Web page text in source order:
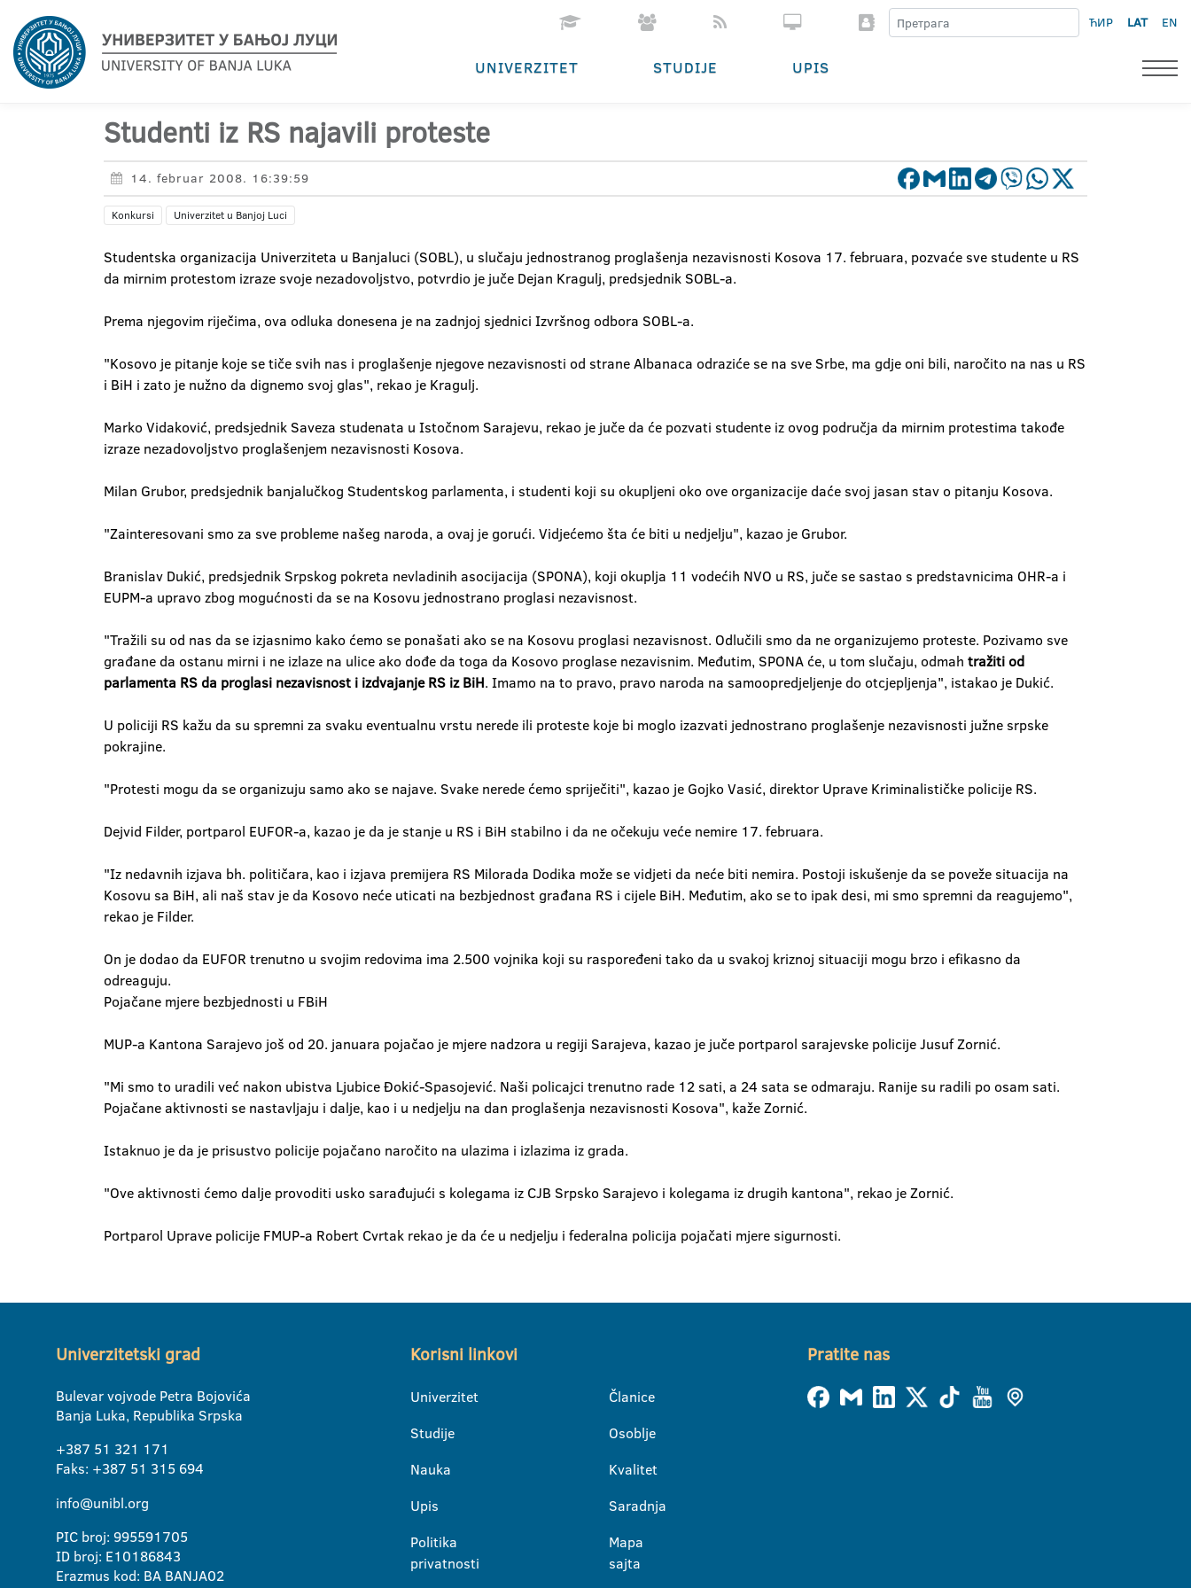
ЋИР LAT EN
UNIVERZITET STUDIJE UPIS
Studenti iz RS najavili proteste
14. februar 2008. 16:39:59
Konkursi Univerzitet u Banjoj Luci
Studentska organizacija Univerziteta u Banjaluci (SOBL), u slučaju jednostranog proglašenja nezavisnosti Kosova 17. februara, pozvaće sve studente u RS
da mirnim protestom izraze svoje nezadovoljstvo, potvrdio je juče Dejan Kragulj, predsjednik SOBL-a.
Prema njegovim riječima, ova odluka donesena je na zadnjoj sjednici Izvršnog odbora SOBL-a.
"Kosovo je pitanje koje se tiče svih nas i proglašenje njegove nezavisnosti od strane Albanaca odraziće se na sve Srbe, ma gdje oni bili, naročito na nas u RS
i BiH i zato je nužno da dignemo svoj glas", rekao je Kragulj.
Marko Vidaković, predsjednik Saveza studenata u Istočnom Sarajevu, rekao je juče da će pozvati studente iz ovog područja da mirnim protestima takođe
izraze nezadovoljstvo proglašenjem nezavisnosti Kosova.
Milan Grubor, predsjednik banjalučkog Studentskog parlamenta, i studenti koji su okupljeni oko ove organizacije daće svoj jasan stav o pitanju Kosova.
"Zainteresovani smo za sve probleme našeg naroda, a ovaj je gorući. Vidjećemo šta će biti u nedjelju", kazao je Grubor.
Branislav Dukić, predsjednik Srpskog pokreta nevladinih asocijacija (SPONA), koji okuplja 11 vodećih NVO u RS, juče se sastao s predstavnicima OHR-a i
EUPM-a upravo zbog mogućnosti da se na Kosovu jednostrano proglasi nezavisnost.
"Tražili su od nas da se izjasnimo kako ćemo se ponašati ako se na Kosovu proglasi nezavisnost. Odlučili smo da ne organizujemo proteste. Pozivamo sve
građane da ostanu mirni i ne izlaze na ulice ako dođe da toga da Kosovo proglase nezavisnim. Međutim, SPONA će, u tom slučaju, odmah tražiti od
parlamenta RS da proglasi nezavisnost i izdvajanje RS iz BiH. Imamo na to pravo, pravo naroda na samoopredjeljenje do otcjepljenja", istakao je Dukić.
U policiji RS kažu da su spremni za svaku eventualnu vrstu nerede ili proteste koje bi moglo izazvati jednostrano proglašenje nezavisnosti južne srpske
pokrajine.
"Protesti mogu da se organizuju samo ako se najave. Svake nerede ćemo spriječiti", kazao je Gojko Vasić, direktor Uprave Kriminalističke policije RS.
Dejvid Filder, portparol EUFOR-a, kazao je da je stanje u RS i BiH stabilno i da ne očekuju veće nemire 17. februara.
"Iz nedavnih izjava bh. političara, kao i izjava premijera RS Milorada Dodika može se vidjeti da neće biti nemira. Postoji iskušenje da se poveže situacija na
Kosovu sa BiH, ali naš stav je da Kosovo neće uticati na bezbjednost građana RS i cijele BiH. Međutim, ako se to ipak desi, mi smo spremni da reagujemo",
rekao je Filder.
On je dodao da EUFOR trenutno u svojim redovima ima 2.500 vojnika koji su raspoređeni tako da u svakoj kriznoj situaciji mogu brzo i efikasno da
odreaguju.
Pojačane mjere bezbjednosti u FBiH
MUP-a Kantona Sarajevo još od 20. januara pojačao je mjere nadzora u regiji Sarajeva, kazao je juče portparol sarajevske policije Jusuf Zornić.
"Mi smo to uradili već nakon ubistva Ljubice Đokić-Spasojević. Naši policajci trenutno rade 12 sati, a 24 sata se odmaraju. Ranije su radili po osam sati.
Pojačane aktivnosti se nastavljaju i dalje, kao i u nedjelju na dan proglašenja nezavisnosti Kosova", kaže Zornić.
Istaknuo je da je prisustvo policije pojačano naročito na ulazima i izlazima iz grada.
"Ove aktivnosti ćemo dalje provoditi usko sarađujući s kolegama iz CJB Srpsko Sarajevo i kolegama iz drugih kantona", rekao je Zornić.
Portparol Uprave policije FMUP-a Robert Cvrtak rekao je da će u nedjelju i federalna policija pojačati mjere sigurnosti.
Univerzitetski grad
Bulevar vojvode Petra Bojovića
Banja Luka, Republika Srpska
+387 51 321 171
Faks: +387 51 315 694
info@unibl.org
PIC broj: 995591705
ID broj: E10186843
Erazmus kod: BA BANJA02
Korisni linkovi
Univerzitet
Studije
Nauka
Upis
Politika
privatnosti
Članice
Osoblje
Kvalitet
Saradnja
Mapa
sajta
Pratite nas